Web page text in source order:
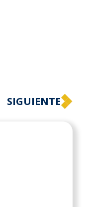
SIGUIENTE